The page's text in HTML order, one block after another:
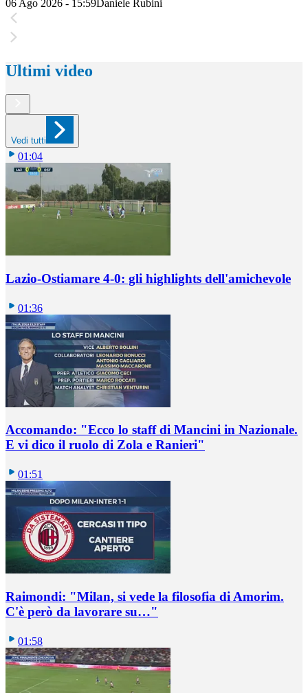
06 Ago 2026 - 15:59Daniele Rubini
Ultimi video
Vedi tutti
01:04
Lazio-Ostiamare 4-0: gli highlights dell'amichevole
01:36
Accomando: "Ecco lo staff di Mancini in Nazionale.
E vi dico il ruolo di Zola e Ranieri"
01:51
Raimondi: "Milan, si vede la filosofia di Amorim.
C'è però da lavorare su…"
01:58